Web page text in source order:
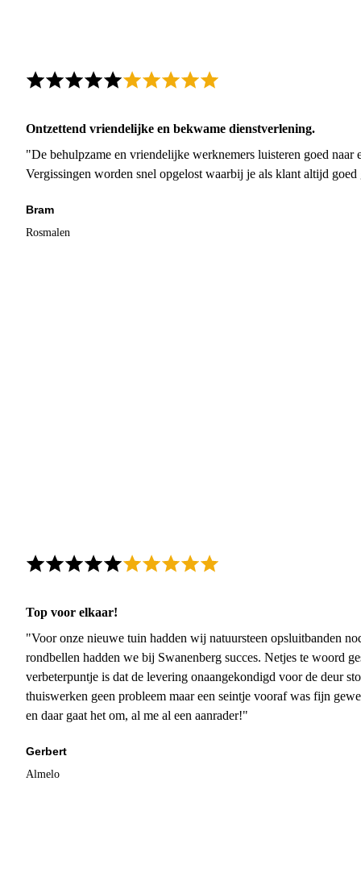
Ontzettend vriendelijke en bekwame dienstverlening.
"De behulpzame en vriendelijke werknemers luisteren goed naar
Vergissingen worden snel opgelost waarbij je als klant altijd
Bram
Rosmalen
Top voor elkaar!
"Voor onze nieuwe tuin hadden wij natuursteen opsluitbanden
rondbellen hadden we bij Swanenberg succes. Netjes te woord
verbeterpuntje is dat de levering onaangekondigd voor de deur
thuiswerken geen probleem maar een seintje vooraf was fijn
en daar gaat het om, al me al een aanrader!"
Gerbert
Almelo